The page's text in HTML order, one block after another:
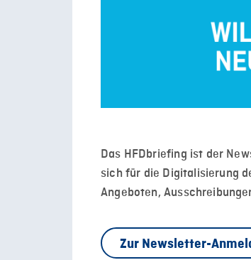
Das HFDbriefing ist der
sich für die Digitalisierung
Angeboten,
Zur Newsletter-